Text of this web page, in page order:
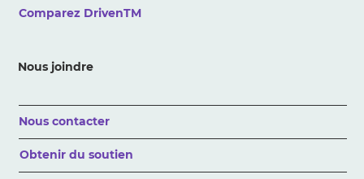
Comparez DrivenTM
Nous joindre
Nous contacter
Obtenir du soutien